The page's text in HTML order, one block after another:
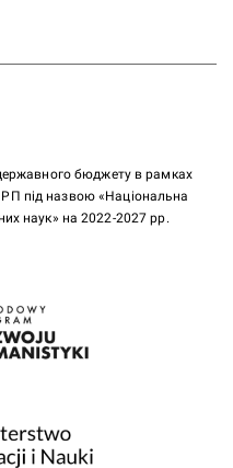
бюджету в рамках
РП під назвою «Національна
наук» на 2022-2027 рр.